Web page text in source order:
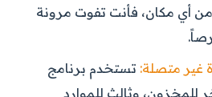
أي مكان، فأنت تفوت مرونة
غير متصلة: تستخدم برنامج
للمخزون، وثالث للموارد